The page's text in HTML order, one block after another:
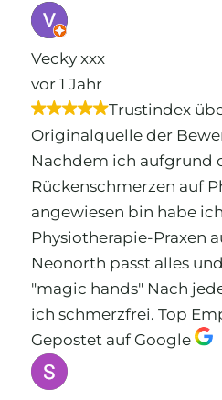
Vecky xxx
vor 1 Jahr
Trustindex
Originalquelle der
Nachdem ich aufgrund
Rückenschmerzen auf
angewiesen bin habe
Physiotherapie-Praxen
Neonorth passt alles
"magic hands" Nach
ich schmerzfrei. Top
Gepostet auf Google